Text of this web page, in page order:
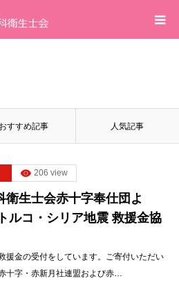
おすすめ記事 人気記事
206 view
衛生士会赤十字奉仕団よ
ルコ・シリア地震 救援金協
援金の受付をしています。ご寄付いただい
十字・赤新月社連盟および赤…